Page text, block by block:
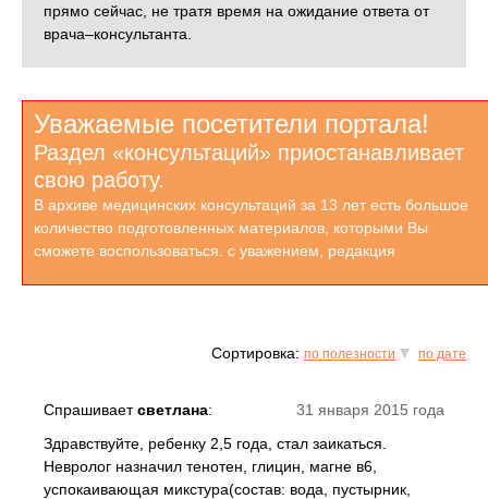
прямо сейчас, не тратя время на ожидание ответа от
врача–консультанта.
Уважаемые посетители портала!
Раздел «консультаций» приостанавливает
свою работу.
В архиве медицинских консультаций за 13 лет есть большое
количество подготовленных материалов, которыми Вы
сможете воспользоваться. с уважением, редакция
Сортировка: по полезности по дате
31 января 2015 года
Спрашиваетсветлана:
Здравствуйте, ребенку 2,5 года, стал заикаться.
Невролог назначил тенотен, глицин, магне в6,
успокаивающая микстура(состав: вода, пустырник,